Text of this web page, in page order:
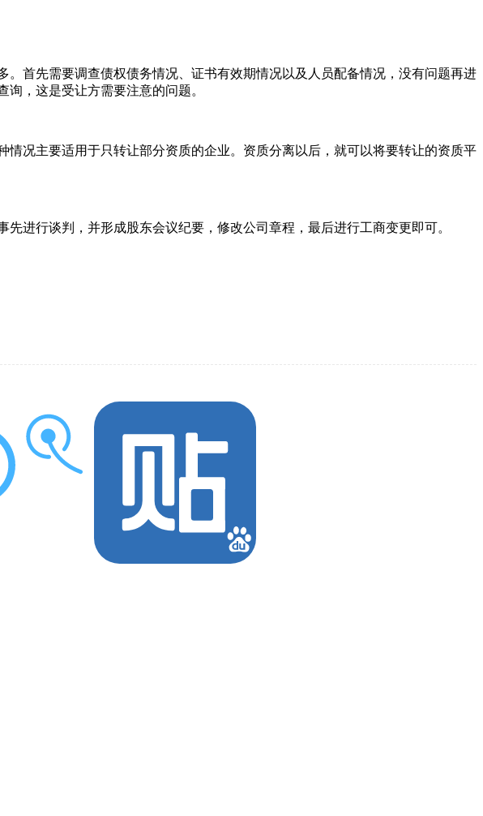
首先需要调查债权债务情况、证书有效期情况以及人员配备情况，没有问题再进
，这是受让方需要注意的问题。
况主要适用于只转让部分资质的企业。资质分离以后，就可以将要转让的资质平
进行谈判，并形成股东会议纪要，修改公司章程，最后进行工商变更即可。